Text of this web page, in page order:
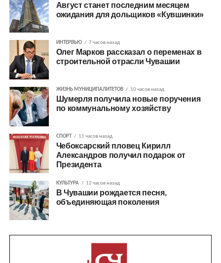
Август станет последним месяцем
ожидания для дольщиков «Кувшинки»
ИНТЕРВЬЮ 7 часов назад
Олег Марков рассказал о переменах в
строительной отрасли Чувашии
ЖИЗНЬ МУНИЦИПАЛИТЕТОВ 10 часов назад
Шумерля получила новые поручения
по коммунальному хозяйству
СПОРТ 11 часов назад
Чебоксарский пловец Кирилл
Александров получил подарок от
Президента
КУЛЬТУРА 12 часов назад
В Чувашии рождается песня,
объединяющая поколения